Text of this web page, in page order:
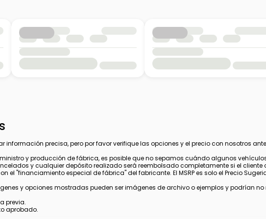
información precisa, pero por favor verifique las opciones y el precio con nosotros
y producción de fábrica, es posible que no sepamos cuándo algunos
y cualquier depósito realizado será reembolsado completamente si el
el "financiamiento especial de fábrica" del fabricante. El MSRP es solo el Precio
y opciones mostradas pueden ser imágenes de archivo o ejemplos y podrían
previa.
aprobado.